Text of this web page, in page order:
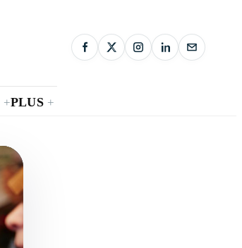
+PLUS +